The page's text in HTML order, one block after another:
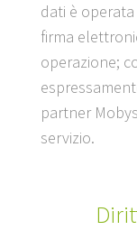
dati è
firma
operazione;
partner
servizio.